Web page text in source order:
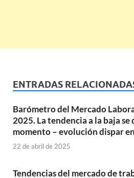
ENTRADAS
Barómetro del Mercado
2025. La tendencia a la baja
momento – evolución dispar
22 de abril de 2025
Tendencias del mercado de